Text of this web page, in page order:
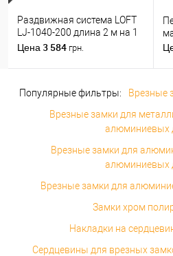
Раздвижная система LOFT
LJ-1040-200 длина 2 м на 1
полотно весом до 100 кг
Цена 3 584 грн.
Популярные фильтры:
Врезные
Врезные замки для
алюминиевых
Врезные замки для
алюминиевых
Врезные замки для
Замки хром
Накладки на
Сердцевины для врезных